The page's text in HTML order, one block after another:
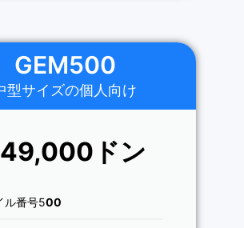
GEM500
型サイズの個人向け
ドン
ル番号500